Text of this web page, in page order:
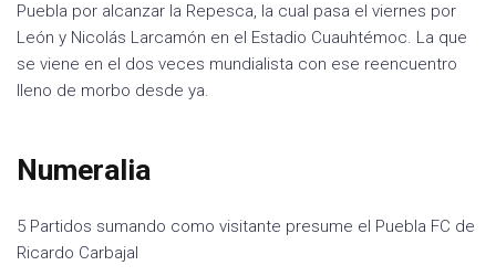
Puebla por alcanzar la Repesca, la cual pasa el viernes por
León y Nicolás Larcamón en el Estadio Cuauhtémoc. La que
se viene en el dos veces mundialista con ese reencuentro
lleno de morbo desde ya.
Numeralia
5 Partidos sumando como visitante presume el Puebla FC de
Ricardo Carbajal